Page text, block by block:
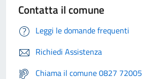
Contatta il comune
Leggi le domande frequenti
Richiedi Assistenza
Chiama il comune 0827 72005